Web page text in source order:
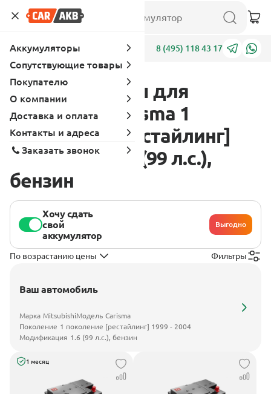
Адреса 8 (495) 118 43 17
Аккумуляторы для
Mitsubishi Carisma 1
поколение [рестайлинг]
1999 - 2004 1.6 (99 л.с.),
бензин
Хочу сдать
свой
аккумулятор
Выгодно
По возрастанию цены Фильтры
Ваш автомобиль
Марка MitsubishiМодель Carisma
Поколение 1 поколение [рестайлинг] 1999 - 2004
Модификация 1.6 (99 л.с.), бензин
1 месяц
Аккумуляторы
Сопутствующие товары
Покупателю
О компании
Доставка и оплата
Контакты и адреса
Заказать звонок